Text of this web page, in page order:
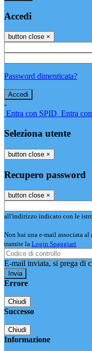
Accedi
button close ×
Password dimenticata?
-
Entra con SPID Entra
Seleziona utente
button close ×
Recupero password
button close ×
all'indirizzo indicato con le
Non hai una e-mail associata
tramite la Login Spaggiari
E-mail inviata, si prega di
Errore
Chiudi
Successo
Chiudi
Informazione